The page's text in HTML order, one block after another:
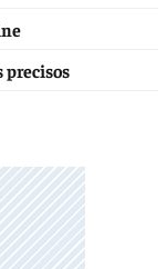
precisos